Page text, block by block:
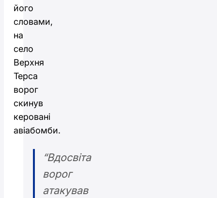
його
словами,
на
село
Верхня
Терса
ворог
скинув
керовані
авіабомби.
“Вдосвіта
ворог
атакував